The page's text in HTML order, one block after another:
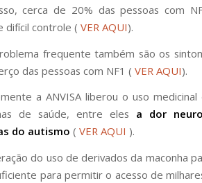
cerca de 20% das pessoas com
difícil controle ( VER AQUI).
frequente também são os
das pessoas com NF1 ( VER AQUI).
a ANVISA liberou o uso
de saúde, entre eles a dor
do autismo ( VER AQUI ).
do uso de derivados da maconha
para permitir o acesso de